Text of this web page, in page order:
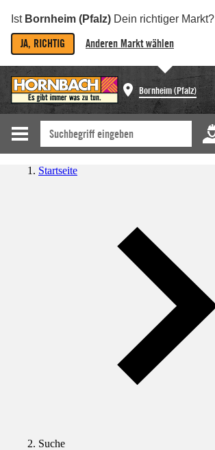
Ist Bornheim (Pfalz) Dein richtiger Markt?
JA, RICHTIG Anderen Markt wählen
Bornheim (Pfalz)
Startseite
Suche